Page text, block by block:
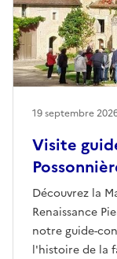
Visite
Découvrez la
Renaissance
notre guide-
l'histoire de la
19 septembre